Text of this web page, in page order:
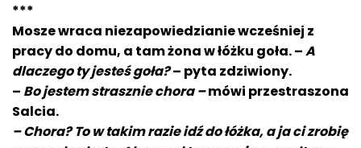
***
Mosze wraca niezapowiedzianie wcześniej z
pracy do domu, a tam żona w łóżku goła. –A
dlaczego ty jesteś goła?– pyta zdziwiony.
– Bo jestem strasznie chora –mówi przestraszona
Salcia.
– Chora? To w takim razie idź do łóżka, a ja ci zrobię